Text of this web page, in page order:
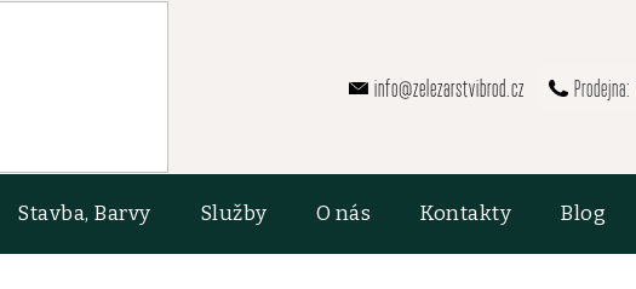
info@zelezarstvibrod.cz
Stavba, Barvy Služby O nás Kontakty Blog